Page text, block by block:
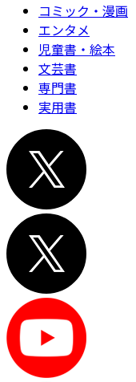
コミック・漫画
エンタメ
児童書・絵本
文芸書
専門書
実用書